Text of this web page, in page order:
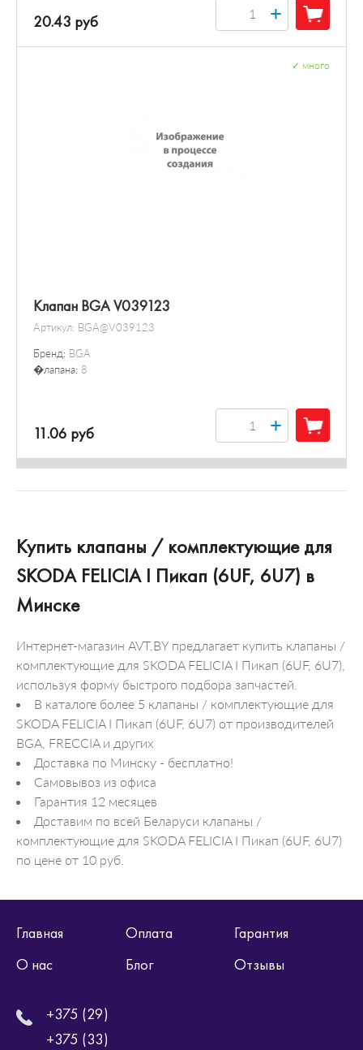
20.43 руб +
Клапан BGA V039123
Артикул: BGA@V039123
Бренд: BGA
�лапана: 8
много
11.06 руб +
Купить клапаны / комплектующие для
SKODA FELICIA I Пикап (6UF, 6U7) в
Минске
Интернет-магазин AVT.BY предлагает купить клапаны /
комплектующие для SKODA FELICIA I Пикап (6UF, 6U7),
используя форму быстрого подбора запчастей.
В каталоге более 5 клапаны / комплектующие для
SKODA FELICIA I Пикап (6UF, 6U7) от производителей
BGA, FRECCIA и других
Доставка по Минску - бесплатно!
Самовывоз из офиса
Гарантия 12 месяцев
Доставим по всей Беларуси клапаны /
комплектующие для SKODA FELICIA I Пикап (6UF, 6U7)
по цене от 10 руб.
Главная Оплата
Гарантия
О нас
Блог Отзывы
+375 (29)
+375 (33)